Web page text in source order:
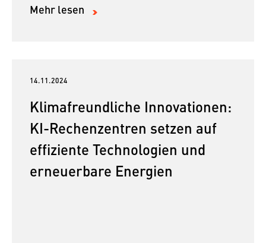
Mehr lesen
14.11.2024
Klimafreundliche Innovationen:
KI-Rechenzentren setzen auf
effiziente Technologien und
erneuerbare Energien